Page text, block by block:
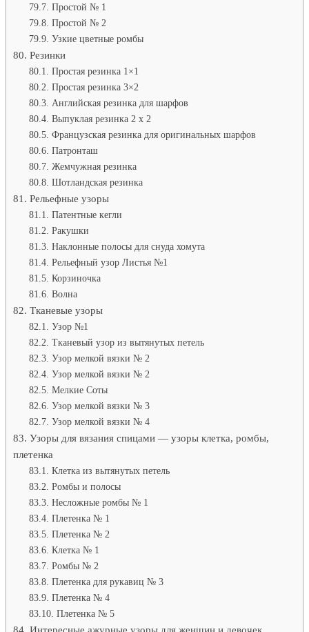
Простой № 1
Простой № 2
Узкие цветные ромбы
Резинки
Простая резинка 1×1
Простая резинка 3×2
Английская резинка для шарфов
Выпуклая резинка 2 x 2
Французская резинка для оригинальных шарфов
Патронташ
Жемчужная резинка
Шотландская резинка
Рельефные узоры
Патентные кегли
Ракушки
Наклонные полосы для снуда хомута
Рельефный узор Листья №1
Корзиночка
Волна
Тканевые узоры
Узор №1
Тканевый узор из вытянутых петель
Узор мелкой вязки № 2
Узор мелкой вязки № 2
Мелкие Соты
Узор мелкой вязки № 3
Узор мелкой вязки № 4
Узоры для вязания спицами — узоры клетка, ромбы,
плетенка
Клетка из вытянутых петель
Ромбы и полосы
Несложные ромбы № 1
Плетенка № 1
Плетенка № 2
Клетка № 1
Ромбы № 2
Плетенка для рукавиц № 3
Плетенка № 4
Плетенка № 5
Интересные ажурные узоры для женщин и девочек